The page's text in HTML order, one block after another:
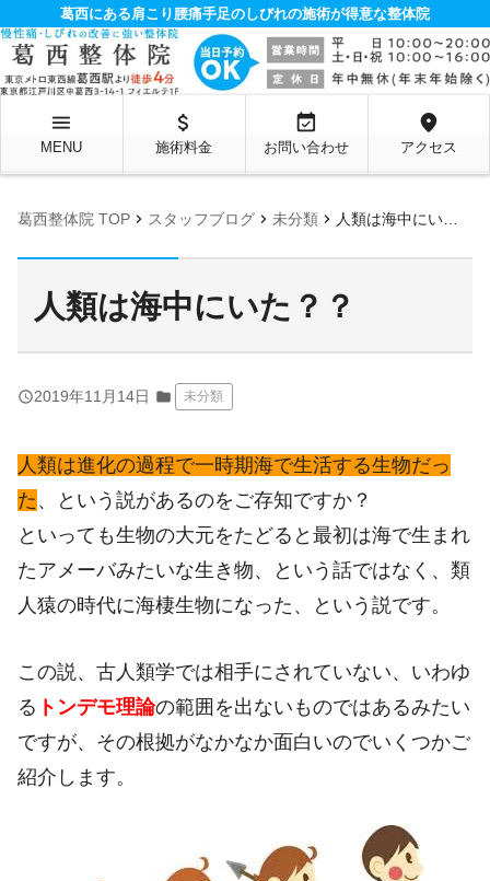
葛西にある肩こり腰痛手足のしびれの施術が得意な整体院
menu
MENU
attach_money
施術料金
event_available
お問い合わせ
location_on
アクセス
葛西整体院 TOP chevron_right スタッフブログ chevron_right 未分類 chevron_right 人類は海中にいた？？
人類は海中にいた？？
query_builder2019年11月14日 folder 未分類
人類は進化の過程で一時期海で生活する生物だっ
た 、という説があるのをご存知ですか？
といっても生物の大元をたどると最初は海で生まれ
たアメーバみたいな生き物、という話ではなく、類
人猿の時代に海棲生物になった、という説です。
この説、古人類学では相手にされていない、いわゆ
る トンデモ理論の範囲を出ないものではあるみたい
ですが、その根拠がなかなか面白いのでいくつかご
紹介します。